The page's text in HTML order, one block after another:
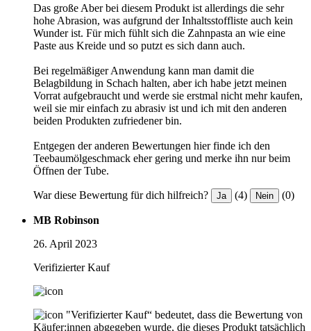
Das große Aber bei diesem Produkt ist allerdings die sehr
hohe Abrasion, was aufgrund der Inhaltsstoffliste auch kein
Wunder ist. Für mich fühlt sich die Zahnpasta an wie eine
Paste aus Kreide und so putzt es sich dann auch.
Bei regelmäßiger Anwendung kann man damit die
Belagbildung in Schach halten, aber ich habe jetzt meinen
Vorrat aufgebraucht und werde sie erstmal nicht mehr kaufen,
weil sie mir einfach zu abrasiv ist und ich mit den anderen
beiden Produkten zufriedener bin.
Entgegen der anderen Bewertungen hier finde ich den
Teebaumölgeschmack eher gering und merke ihn nur beim
Öffnen der Tube.
War diese Bewertung für dich hilfreich? Ja (4) Nein (0)
MB Robinson
26. April 2023
Verifizierter Kauf
"Verifizierter Kauf“ bedeutet, dass die Bewertung von
Käufer:innen abgegeben wurde, die dieses Produkt tatsächlich